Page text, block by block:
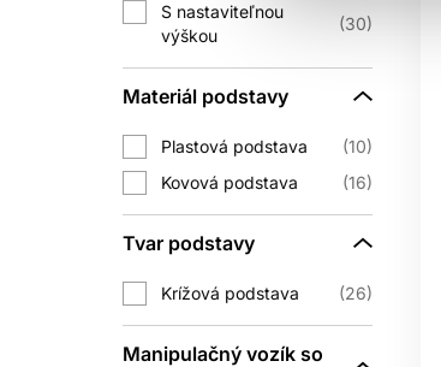
S nastaviteľnou
výškou
30
Materiál podstavy
Plastová podstava
10
Kovová podstava
16
Tvar podstavy
Krížová podstava 26
Manipulačný vozík so